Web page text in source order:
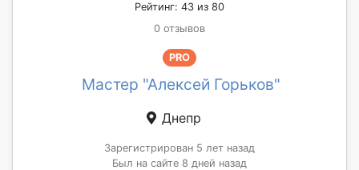
Рейтинг: 43 из 80
0 отзывов
PRO
Мастер "Алексей Горьков"
Днепр
Зарегистрирован 5 лет назад
Был на сайте 8 дней назад